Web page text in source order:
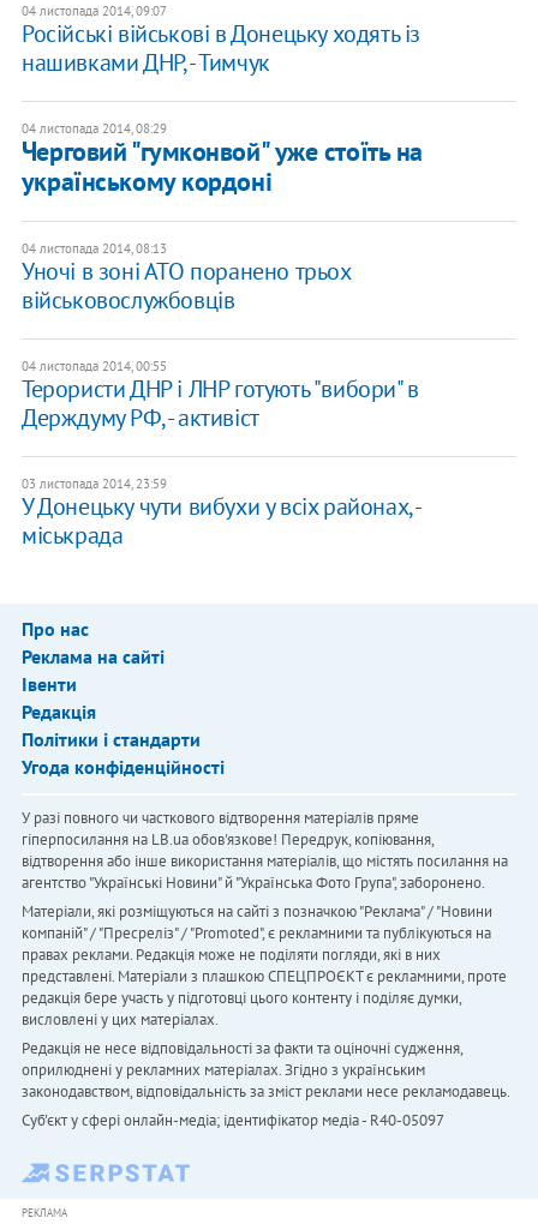
04 листопада 2014, 09:07
Російські військові в Донецьку ходять із
нашивками ДНР, - Тимчук
04 листопада 2014, 08:29
Черговий "гумконвой" уже стоїть на
українському кордоні
04 листопада 2014, 08:13
Уночі в зоні АТО поранено трьох
військовослужбовців
04 листопада 2014, 00:55
Терористи ДНР і ЛНР готують "вибори" в
Держдуму РФ, - активіст
03 листопада 2014, 23:59
У Донецьку чути вибухи у всіх районах, -
міськрада
Про нас
Реклама на сайті
Івенти
Редакція
Політики і стандарти
Угода конфіденційності
У разі повного чи часткового відтворення матеріалів пряме
гіперпосилання на LB.ua обов'язкове! Передрук, копіювання,
відтворення або інше використання матеріалів, що містять посилання на
агентство "Українськi Новини" й "Українська Фото Група", заборонено.
Матеріали, які розміщуються на сайті з позначкою "Реклама" / "Новини
компаній" / "Пресреліз" / "Promoted", є рекламними та публікуються на
правах реклами. Редакція може не поділяти погляди, які в них
представлені. Матеріали з плашкою СПЕЦПРОЄКТ є рекламними, проте
редакція бере участь у підготовці цього контенту і поділяє думки,
висловлені у цих матеріалах.
Редакція не несе відповідальності за факти та оціночні судження,
оприлюднені у рекламних матеріалах. Згідно з українським
законодавством, відповідальність за зміст реклами несе рекламодавець.
Cуб'єкт у сфері онлайн-медіа; ідентифікатор медіа - R40-05097
РЕКЛАМА